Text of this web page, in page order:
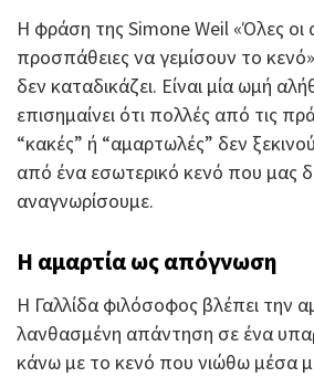
Η φράση της Simone Weil «Όλες οι
προσπάθειες να γεμίσουν το
δεν καταδικάζει. Είναι μία ωμή
επισημαίνει ότι πολλές από τις
“κακές” ή “αμαρτωλές” δεν
από ένα εσωτερικό κενό που μας
αναγνωρίσουμε.
Η αμαρτία ως απόγνωση
Η Γαλλίδα φιλόσοφος βλέπει την
λανθασμένη απάντηση σε ένα
κάνω με το κενό που νιώθω μέσα